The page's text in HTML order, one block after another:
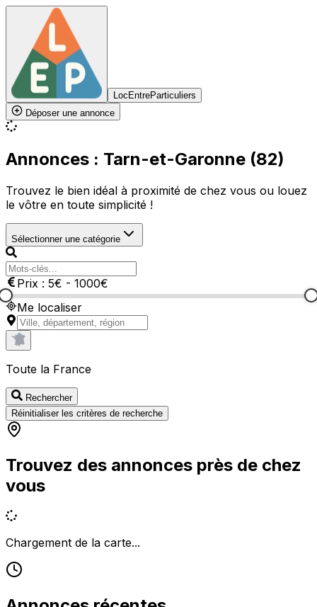
LocEntreParticuliers
Déposer une annonce
Annonces : Tarn-et-Garonne (82)
Trouvez le bien idéal à proximité de chez vous ou louez
le vôtre en toute simplicité !
Sélectionner une catégorie
Prix : 5€ - 1000€
Me localiser
Toute la France
Rechercher
Réinitialiser les critères de recherche
Trouvez des annonces près de chez
vous
Chargement de la carte...